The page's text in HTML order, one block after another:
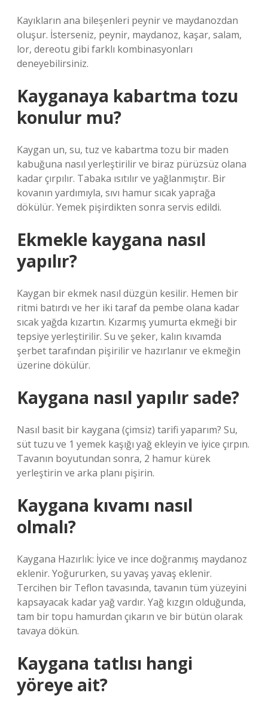
Kayıkların ana bileşenleri peynir ve maydanozdan
oluşur. İsterseniz, peynir, maydanoz, kaşar, salam,
lor, dereotu gibi farklı kombinasyonları
deneyebilirsiniz.
Kayganaya kabartma tozu
konulur mu?
Kaygan un, su, tuz ve kabartma tozu bir maden
kabuğuna nasıl yerleştirilir ve biraz pürüzsüz olana
kadar çırpılır. Tabaka ısıtılır ve yağlanmıştır. Bir
kovanın yardımıyla, sıvı hamur sıcak yaprağa
dökülür. Yemek pişirdikten sonra servis edildi.
Ekmekle kaygana nasıl
yapılır?
Kaygan bir ekmek nasıl düzgün kesilir. Hemen bir
ritmi batırdı ve her iki taraf da pembe olana kadar
sıcak yağda kızartın. Kızarmış yumurta ekmeği bir
tepsiye yerleştirilir. Su ve şeker, kalın kıvamda
şerbet tarafından pişirilir ve hazırlanır ve ekmeğin
üzerine dökülür.
Kaygana nasıl yapılır sade?
Nasıl basit bir kaygana (çimsiz) tarifi yaparım? Su,
süt tuzu ve 1 yemek kaşığı yağ ekleyin ve iyice çırpın.
Tavanın boyutundan sonra, 2 hamur kürek
yerleştirin ve arka planı pişirin.
Kaygana kıvamı nasıl
olmalı?
Kaygana Hazırlık: İyice ve ince doğranmış maydanoz
eklenir. Yoğururken, su yavaş yavaş eklenir.
Tercihen bir Teflon tavasında, tavanın tüm yüzeyini
kapsayacak kadar yağ vardır. Yağ kızgın olduğunda,
tam bir topu hamurdan çıkarın ve bir bütün olarak
tavaya dökün.
Kaygana tatlısı hangi
yöreye ait?